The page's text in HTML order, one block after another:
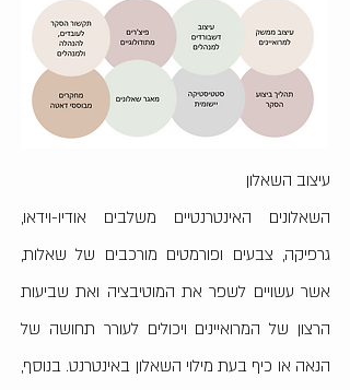
עיצוב השאלון
השאלונים האינטרנטיים משלבים אודיו-וידאו,
גרפיקה, צבעים ופורמטים מורכבים של שאלות,
אשר עשויים לשפר את המוטיבציה ואת שביעות
הרצון של המרואיינים ויכולים לעורר תחושה של
הנאה או כיף בעת מילוי השאלון באינטרנט. בנוסף,